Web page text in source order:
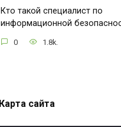
Кто такой специалист по
информационной
0 1.8k.
Карта сайта